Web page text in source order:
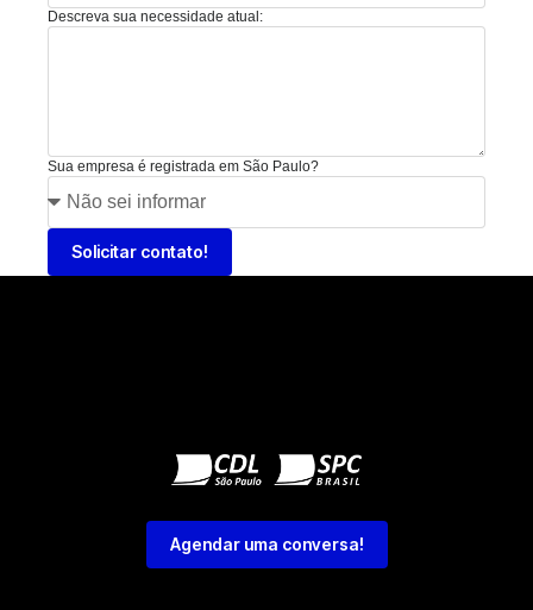
Descreva sua necessidade atual:
Sua empresa é registrada em São Paulo?
Solicitar contato!
Agendar uma conversa!